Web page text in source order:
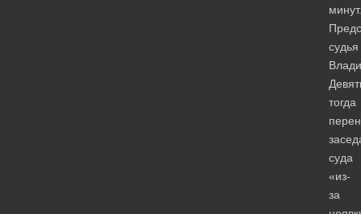
минут.
судья
тогда
суда
«из-
за